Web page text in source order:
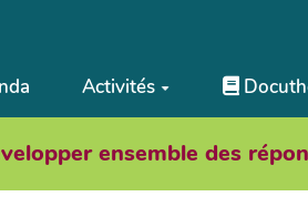
Activités
ensemble des